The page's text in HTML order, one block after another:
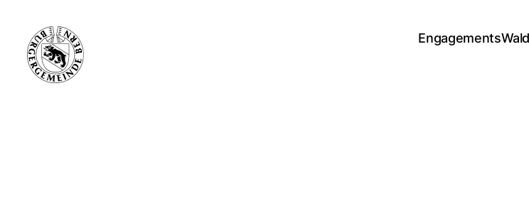
EngagementsWald